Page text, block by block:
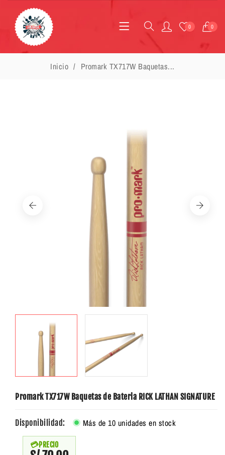
0 0
Inicio Promark TX717W Baquetas...
Promark TX717W Baquetas de Bateria RICK LATHAN SIGNATURE
Disponibilidad: Más de 10 unidades en stock
PRECIO